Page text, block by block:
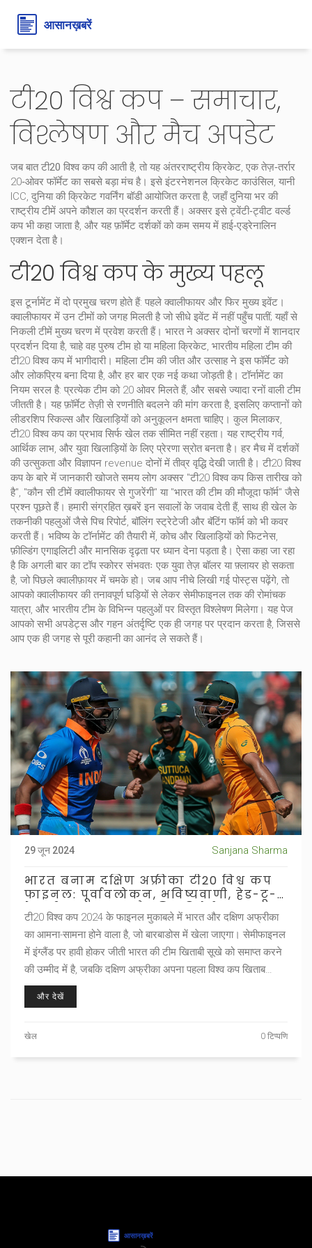
टी20 विश्व कप – समाचार,
विश्लेषण और मैच अपडेट
जब बातटी20 विश्व कपकी आती है, तो यह अंतरराष्ट्रीयक्रिकेट, एक तेज़‑तर्रार
20‑ओवर फॉर्मेट का सबसे बड़ा मंच है। इसे इंटरनेशनल क्रिकेट काउंसिल, यानी
ICC, दुनिया की क्रिकेट गवर्निंग बॉडीआयोजित करता है, जहाँ दुनिया भर की
राष्ट्रीय टीमें अपने कौशल का प्रदर्शन करती हैं। अक्सर इसे ट्वेंटी‑ट्वीट वर्ल्ड
कपभी कहा जाता है, और यह फ़ॉर्मेट दर्शकों को कम समय में हाई‑एड्रेनालिन
एक्शन देता है।
टी20 विश्व कप के मुख्य पहलू
इस टूर्नामेंट में दो प्रमुख चरण होते हैं: पहले क्वालीफायर और फिर मुख्य इवेंट।
क्वालीफायर में उन टीमों को जगह मिलती है जो सीधे इवेंट में नहीं पहुँच पातीं; यहाँ से
निकली टीमें मुख्य चरण में प्रवेश करती हैं। भारतने अक्सर दोनों चरणों में शानदार
प्रदर्शन दिया है, चाहे वह पुरुष टीम हो यामहिला क्रिकेट, भारतीय महिला टीम की
टी20 विश्व कप में भागीदारी। महिला टीम की जीत और उत्साह ने इस फॉर्मेट को
और लोकप्रिय बना दिया है, और हर बार एक नई कथा जोड़ती है। टॉर्नामेंट का
नियम सरल है: प्रत्येक टीम को 20 ओवर मिलते हैं, और सबसे ज्यादा रनों वाली टीम
जीतती है। यह फ़ॉर्मेट तेज़ी से रणनीति बदलने की मांग करता है, इसलिए कप्तानों को
लीडरशिप स्किल्स और खिलाड़ियों को अनुकूलन क्षमता चाहिए। कुल मिलाकर,
टी20 विश्व कप का प्रभाव सिर्फ खेल तक सीमित नहीं रहता। यह राष्ट्रीय गर्व,
आर्थिक लाभ, और युवा खिलाड़ियों के लिए प्रेरणा स्रोत बनता है। हर मैच में दर्शकों
की उत्सुकता और विज्ञापन revenue दोनों में तीव्र वृद्धि देखी जाती है। टी20 विश्व
कप के बारे में जानकारी खोजते समय लोग अक्सर "टी20 विश्व कप किस तारीख को
है", "कौन सी टीमें क्वालीफायर से गुजरेंगी" या "भारत की टीम की मौजूदा फॉर्म" जैसे
प्रश्न पूछते हैं। हमारी संग्रहित ख़बरें इन सवालों के जवाब देती हैं, साथ ही खेल के
तकनीकी पहलुओं जैसे पिच रिपोर्ट, बॉलिंग स्ट्रेटेजी और बॅटिंग फॉर्म को भी कवर
करती हैं। भविष्य के टॉर्नामेंट की तैयारी में, कोच और खिलाड़ियों को फिटनेस,
फ़ील्डिंग एगाइलिटी और मानसिक दृढ़ता पर ध्यान देना पड़ता है। ऐसा कहा जा रहा
है कि अगली बार का टॉप स्कोरर संभवतः एक युवा तेज़ बॉलर या फ़्लायर हो सकता
है, जो पिछले क्वालीफ़ायर में चमके हो। जब आप नीचे लिखी गई पोस्ट्स पढ़ेंगे, तो
आपको क्वालीफायर की तनावपूर्ण घड़ियों से लेकर सेमीफाइनल तक की रोमांचक
यात्रा, और भारतीय टीम के विभिन्न पहलुओं पर विस्तृत विश्लेषण मिलेगा। यह पेज
आपको सभी अपडेट्स और गहन अंतर्दृष्टि एक ही जगह पर प्रदान करता है, जिससे
आप एक ही जगह से पूरी कहानी का आनंद ले सकते हैं।
29 जून 2024 Sanjana Sharma
भारत बनाम दक्षिण अफ्रीका टी20 विश्व कप
फाइनल: पूर्वावलोकन, भविष्यवाणी, हेड-टू-
हेड, टीम समाचार, और पिच रिपोर्ट
टी20 विश्व कप 2024 के फाइनल मुकाबले में भारत और दक्षिण अफ्रीका
का आमना-सामना होने वाला है, जो बारबाडोस में खेला जाएगा। सेमीफाइनल
में इंग्लैंड पर हावी होकर जीती भारत की टीम खिताबी सूखे को समाप्त करने
की उम्मीद में है, जबकि दक्षिण अफ्रीका अपना पहला विश्व कप खिताब
चाहती है।
और देखें
खेल 0 टिप्पणि